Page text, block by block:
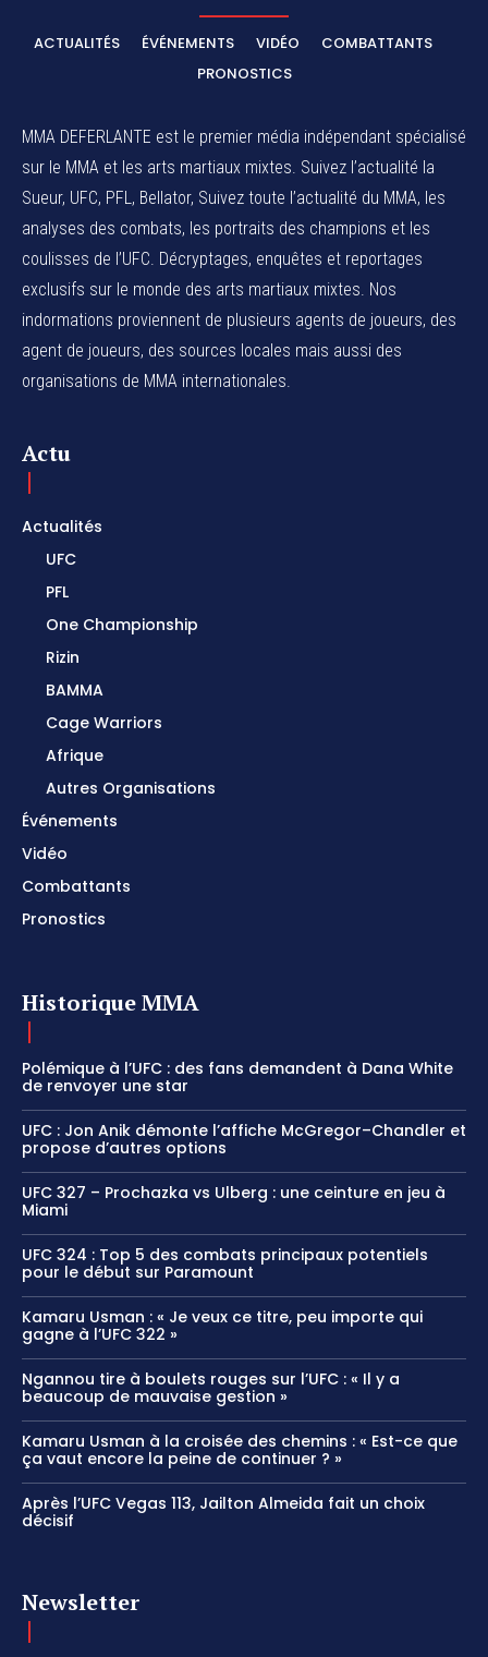
ACTUALITÉS ÉVÉNEMENTS VIDÉO
COMBATTANTS
PRONOSTICS
MMA DEFERLANTE est le premier média indépendant spécialisé
sur le MMA et les arts martiaux mixtes. Suivez l’actualité la
Sueur, UFC, PFL, Bellator, Suivez toute l’actualité du MMA, les
analyses des combats, les portraits des champions et les
coulisses de l’UFC. Décryptages, enquêtes et reportages
exclusifs sur le monde des arts martiaux mixtes. Nos
indormations proviennent de plusieurs agents de joueurs, des
agent de joueurs, des sources locales mais aussi des
organisations de MMA internationales.
Actu
Actualités
UFC
PFL
One Championship
Rizin
BAMMA
Cage Warriors
Afrique
Autres Organisations
Événements
Vidéo
Combattants
Pronostics
Historique MMA
Polémique à l’UFC : des fans demandent à Dana White
de renvoyer une star
UFC : Jon Anik démonte l’affiche McGregor–Chandler et
propose d’autres options
UFC 327 – Prochazka vs Ulberg : une ceinture en jeu à
Miami
UFC 324 : Top 5 des combats principaux potentiels
pour le début sur Paramount
Kamaru Usman : « Je veux ce titre, peu importe qui
gagne à l’UFC 322 »
Ngannou tire à boulets rouges sur l’UFC : « Il y a
beaucoup de mauvaise gestion »
Kamaru Usman à la croisée des chemins : « Est-ce que
ça vaut encore la peine de continuer ? »
Après l’UFC Vegas 113, Jailton Almeida fait un choix
décisif
Newsletter